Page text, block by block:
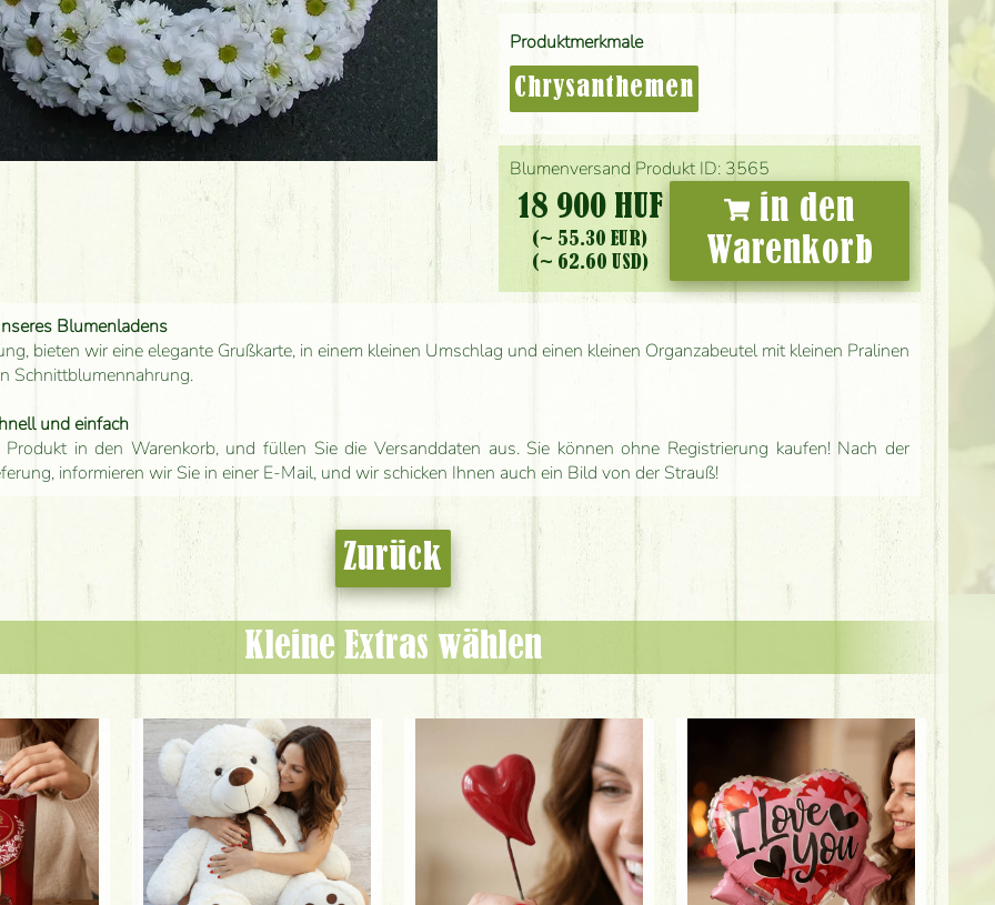
Blumenversand Produkt ID: 3565
18 900 HUF
(~ 55.30 EUR)
(~ 62.60 USD)
in den
Warenkorb
Produktmerkmale
Chrysanthemen
Blumenladens
bieten wir eine elegante Grußkarte, in einem kleinen Umschlag und einen kleinen Organzabeutel mit kleinen Pralinen
Schnittblumennahrung.
und einfach
in den Warenkorb, und füllen Sie die Versanddaten aus. Sie können ohne Registrierung kaufen! Nach der
informieren wir Sie in einer E-Mail, und wir schicken Ihnen auch ein Bild von der Strauß!
Zurück
Kleine Extras wählen